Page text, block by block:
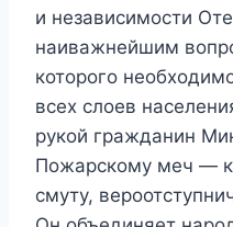
и независимости
наиважнейшим
которого
всех слоев
рукой гражданин
Пожарскому меч —
смуту,